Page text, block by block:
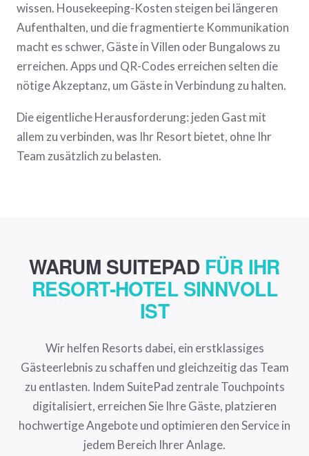
wissen. Housekeeping-Kosten steigen bei längeren
Aufenthalten, und die fragmentierte Kommunikation
macht es schwer, Gäste in Villen oder Bungalows zu
erreichen. Apps und QR-Codes erreichen selten die
nötige Akzeptanz, um Gäste in Verbindung zu halten.
Die eigentliche Herausforderung: jeden Gast mit
allem zu verbinden, was Ihr Resort bietet, ohne Ihr
Team zusätzlich zu belasten.
WARUM SUITEPAD FÜR IHR
RESORT-HOTEL SINNVOLL
IST
Wir helfen Resorts dabei, ein erstklassiges
Gästeerlebnis zu schaffen und gleichzeitig das Team
zu entlasten. Indem SuitePad zentrale Touchpoints
digitalisiert, erreichen Sie Ihre Gäste, platzieren
hochwertige Angebote und optimieren den Service in
jedem Bereich Ihrer Anlage.